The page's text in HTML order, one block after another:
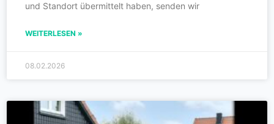
und Standort übermittelt haben, senden wir
WEITERLESEN »
08.02.2026